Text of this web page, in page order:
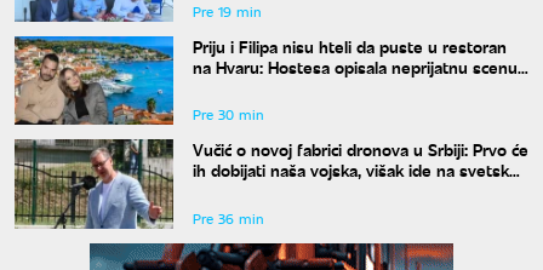
Pre 19 min
Priju i Filipa nisu hteli da puste u restoran
na Hvaru: Hostesa opisala neprijatnu scenu,
Pre 30 min
Vučić o novoj fabrici dronova u Srbiji: Prvo će
ih dobijati naša vojska, višak ide na svetsko
Pre 36 min